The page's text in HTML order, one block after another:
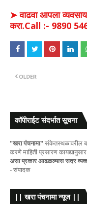
➤ वाढवा आपला
करा.Call :- 9890
OLDER
कॉपीराईट संदर्भात सूचना
"खरा पंचनामा"संकेतस्थळावरील
करणे माहिती प्रसारण
असा प्रकार आढळल्यास सदर
- संपादक
|| खरा पंचनामा न्यूज ||